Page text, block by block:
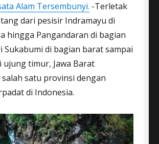
Alam Tersembunyi. -Terletak
dari pesisir Indramayu di
hingga Pangandaran di bagian
Sukabumi di bagian barat sampai
ujung timur, Jawa Barat
satu provinsi dengan
di Indonesia.